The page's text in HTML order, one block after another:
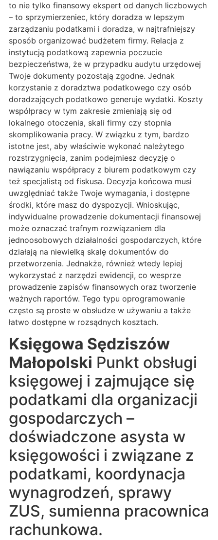
to nie tylko finansowy ekspert od danych liczbowych
– to sprzymierzeniec, który doradza w lepszym
zarządzaniu podatkami i doradza, w najtrafniejszy
sposób organizować budżetem firmy. Relacja z
instytucją podatkową zapewnia poczucie
bezpieczeństwa, że w przypadku audytu urzędowej
Twoje dokumenty pozostają zgodne. Jednak
korzystanie z doradztwa podatkowego czy osób
doradzających podatkowo generuje wydatki. Koszty
współpracy w tym zakresie zmieniają się od
lokalnego otoczenia, skali firmy czy stopnia
skomplikowania pracy. W związku z tym, bardzo
istotne jest, aby właściwie wykonać należytego
rozstrzygnięcia, zanim podejmiesz decyzję o
nawiązaniu współpracy z biurem podatkowym czy
też specjalistą od fiskusa. Decyzja końcowa musi
uwzględniać także Twoje wymagania, i dostępne
środki, które masz do dyspozycji. Wnioskując,
indywidualne prowadzenie dokumentacji finansowej
może oznaczać trafnym rozwiązaniem dla
jednoosobowych działalności gospodarczych, które
działają na niewielką skalę dokumentów do
przetworzenia. Jednakże, również wtedy lepiej
wykorzystać z narzędzi ewidencji, co wesprze
prowadzenie zapisów finansowych oraz tworzenie
ważnych raportów. Tego typu oprogramowanie
często są proste w obsłudze w używaniu a także
łatwo dostępne w rozsądnych kosztach.
Księgowa Sędziszów
Małopolski Punkt obsługi
księgowej i zajmujące się
podatkami dla organizacji
gospodarczych –
doświadczone asysta w
księgowości i związane z
podatkami, koordynacja
wynagrodzeń, sprawy
ZUS, sumienna pracownica
rachunkowa.